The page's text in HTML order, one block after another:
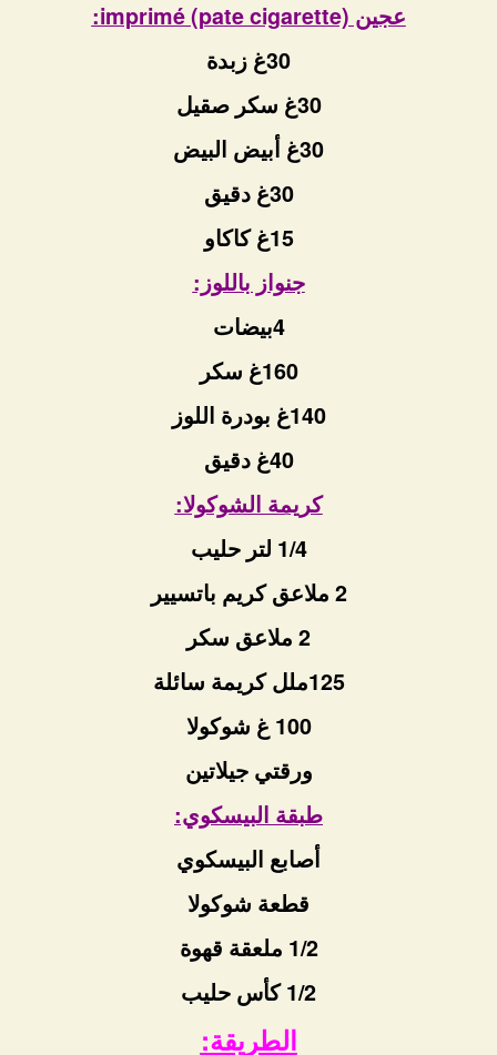
عجين imprimé (pate cigarette):
30غ زبدة
30غ سكر صقيل
30غ أبيض البيض
30غ دقيق
15غ كاكاو
جنواز باللوز:
4بيضات
160غ سكر
140غ بودرة اللوز
40غ دقيق
كريمة الشوكولا:
1/4 لتر حليب
2 ملاعق كريم باتسيير
2 ملاعق سكر
125ملل كريمة سائلة
100 غ شوكولا
ورقتي جيلاتين
طبقة البيسكوي:
أصابع البيسكوي
قطعة شوكولا
1/2 ملعقة قهوة
1/2 كأس حليب
الطريقة: